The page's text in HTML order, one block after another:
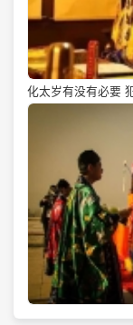
化太岁有没有必要